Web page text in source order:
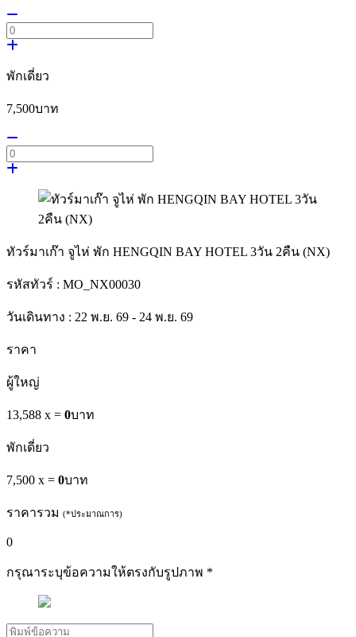
พักเดี่ยว
7,500บาท
ทัวร์มาเก๊า จูไห่ พัก HENGQIN BAY HOTEL 3วัน 2คืน (NX)
รหัสทัวร์ : MO_NX00030
วันเดินทาง : 22 พ.ย. 69 - 24 พ.ย. 69
ราคา
ผู้ใหญ่
13,588 x = 0บาท
พักเดี่ยว
7,500 x = 0บาท
ราคารวม (*ประมาณการ)
0
กรุณาระบุข้อความให้ตรงกับรูปภาพ *